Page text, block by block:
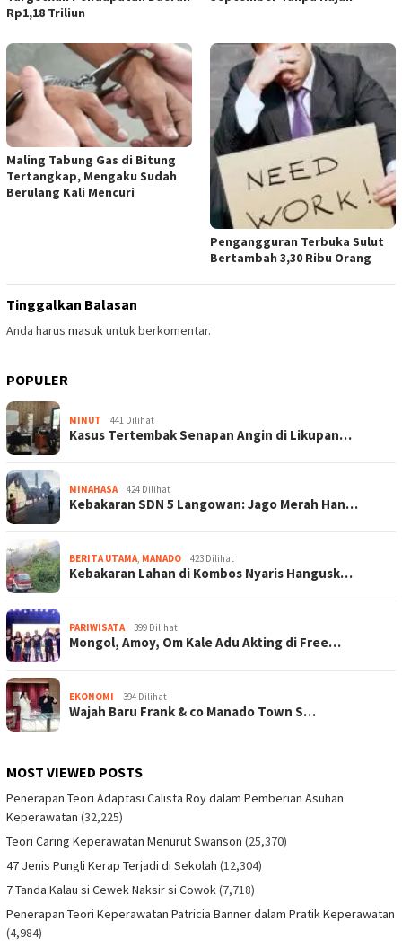
Rp1,18 Triliun
Maling Tabung Gas di Bitung
Tertangkap, Mengaku Sudah
Berulang Kali Mencuri
Pengangguran Terbuka Sulut
Bertambah 3,30 Ribu Orang
Tinggalkan Balasan
Anda harus masukuntuk berkomentar.
POPULER
MINUT 441 Dilihat
Kasus Tertembak Senapan Angin di Likupan…
MINAHASA 424 Dilihat
Kebakaran SDN 5 Langowan: Jago Merah Han…
BERITA UTAMA, MANADO 423 Dilihat
Kebakaran Lahan di Kombos Nyaris Hangusk…
PARIWISATA 399 Dilihat
Mongol, Amoy, Om Kale Adu Akting di Free…
EKONOMI 394 Dilihat
Wajah Baru Frank & co Manado Town S…
MOST VIEWED POSTS
Penerapan Teori Adaptasi Calista Roy dalam Pemberian Asuhan
Keperawatan (32,225)
Teori Caring Keperawatan Menurut Swanson (25,370)
47 Jenis Pungli Kerap Terjadi di Sekolah (12,304)
7 Tanda Kalau si Cewek Naksir si Cowok(7,718)
Penerapan Teori Keperawatan Patricia Banner dalam Pratik Keperawatan
(4,984)